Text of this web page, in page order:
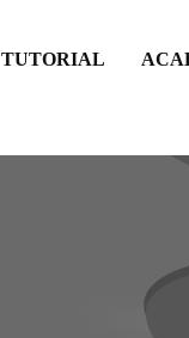
TUTORIAL